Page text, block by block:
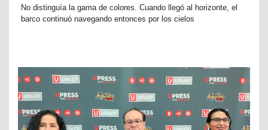
No distinguía la gama de colores. Cuando llegó al horizonte, el
barco continuó navegando entonces por los cielos